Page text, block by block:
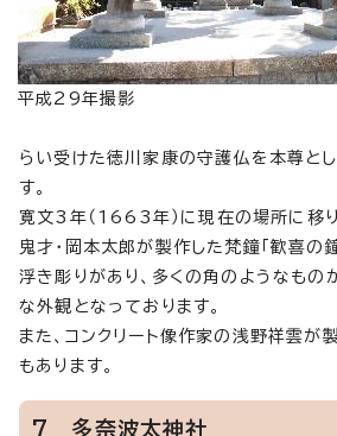
平成29年撮影
らい受けた徳川家康の守護仏を本尊と
す。
寛文3年（1663年）に現在の場所に移り
鬼才・岡本太郎が製作した梵鐘「歓喜の
浮き彫りがあり、多くの角のようなもの
な外観となっております。
また、コンクリート像作家の浅野祥雲が
もあります。
7 多奈波太神社